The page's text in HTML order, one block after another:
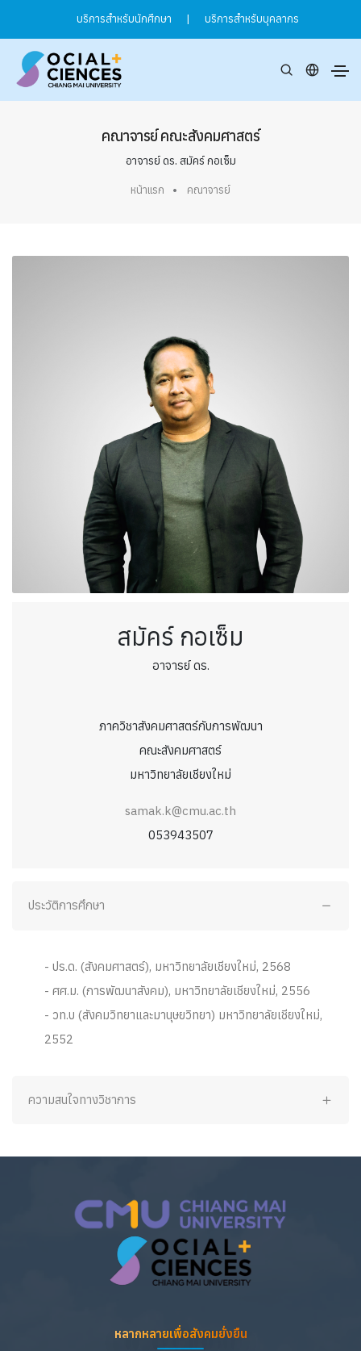
บริการสำหรับนักศึกษา | บริการสำหรับบุคลากร
คณาจารย์ คณะสังคมศาสตร์
อาจารย์ ดร. สมัคร์ กอเซ็ม
หน้าแรก คณาจารย์
สมัคร์ กอเซ็ม
อาจารย์ ดร.
ภาควิชาสังคมศาสตร์กับการพัฒนา
คณะสังคมศาสตร์
มหาวิทยาลัยเชียงใหม่
samak.k@cmu.ac.th
053943507
ประวัติการศึกษา
- ปร.ด. (สังคมศาสตร์), มหาวิทยาลัยเชียงใหม่, 2568
- ศศ.ม. (การพัฒนาสังคม), มหาวิทยาลัยเชียงใหม่, 2556
- วท.บ (สังคมวิทยาและมานุษยวิทยา) มหาวิทยาลัยเชียงใหม่,
2552
ความสนใจทางวิชาการ
หลากหลายเพื่อสังคมยั่งยืน